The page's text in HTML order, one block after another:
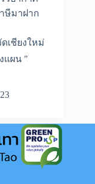
ษีมาฝาก
เชียงใหม่
แผน "